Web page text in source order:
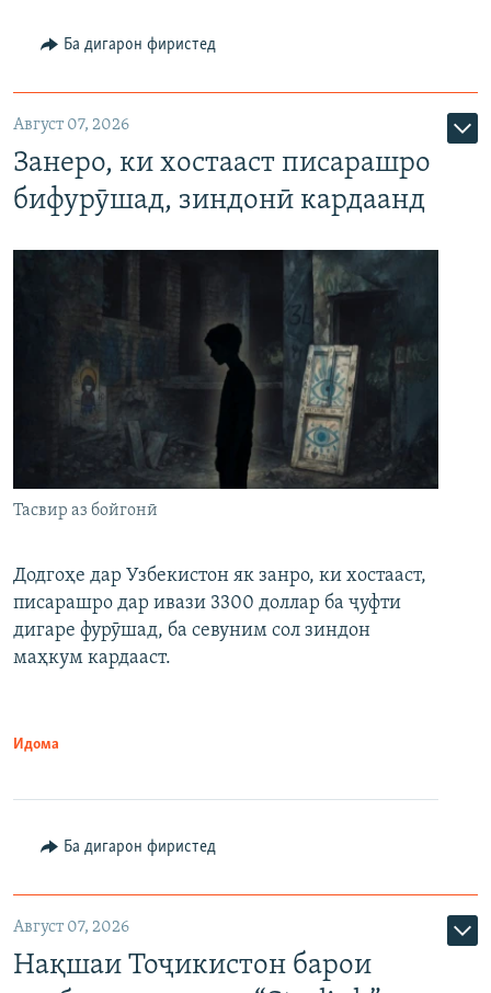
Ба дигарон фиристед
Август 07, 2026
Занеро, ки хостааст писарашро
бифурӯшад, зиндонӣ кардаанд
Тасвир аз бойгонӣ
Додгоҳе дар Узбекистон як занро, ки хостааст,
писарашро дар ивази 3300 доллар ба ҷуфти
дигаре фурӯшад, ба севуним сол зиндон
маҳкум кардааст.
Идома
Ба дигарон фиристед
Август 07, 2026
Нақшаи Тоҷикистон барои